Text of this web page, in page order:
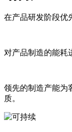
在产品研发阶段优
对产品制造的能耗
领先的制造产能为
质。